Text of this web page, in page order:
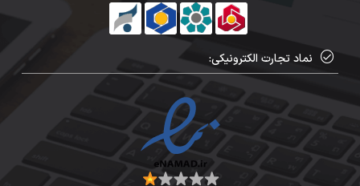
نماد تجارت الکترونیکی: